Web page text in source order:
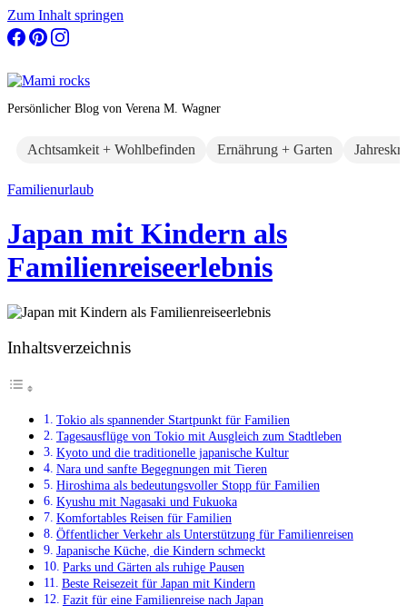
Zum Inhalt springen
Persönlicher Blog von Verena M. Wagner
Achtsamkeit + Wohlbefinden Ernährung + Garten
Familienurlaub
Japan mit Kindern als
Familienreiseerlebnis
Inhaltsverzeichnis
Tokio als spannender Startpunkt für Familien
Tagesausflüge von Tokio mit Ausgleich zum Stadtleben
Kyoto und die traditionelle japanische Kultur
Nara und sanfte Begegnungen mit Tieren
Hiroshima als bedeutungsvoller Stopp für Familien
Kyushu mit Nagasaki und Fukuoka
Komfortables Reisen für Familien
Öffentlicher Verkehr als Unterstützung für Familienreisen
Japanische Küche, die Kindern schmeckt
Parks und Gärten als ruhige Pausen
Beste Reisezeit für Japan mit Kindern
Fazit für eine Familienreise nach Japan